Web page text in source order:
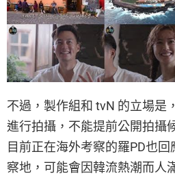
不過，製作組和 tvN 的立場是
進行拍攝，不能提前公開拍攝
目前正在海外考察的羅PD也
察地，可能會因韓流熱潮而人